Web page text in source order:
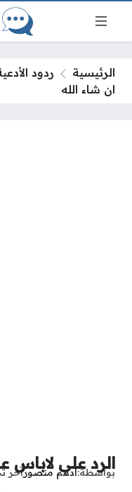
الرئيسية ردود
ان شاء الله
الرد على
بواسطةأدهم منصورآخر